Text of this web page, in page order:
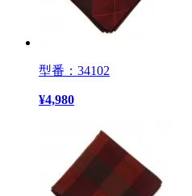
型番：34102
¥4,980